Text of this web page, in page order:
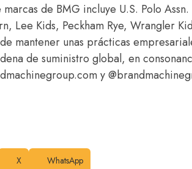
de BMG incluye U.S. Polo
Lee Kids, Peckham Rye, Wrangler
mantener unas prácticas
de suministro global, en
y
X WhatsApp